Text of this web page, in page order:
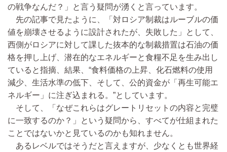
の戦争なんだ？」と言う疑問が湧くと言っています。
先の記事で見たように、「対ロシア制裁はルーブルの価
値を崩壊させるように設計されたが、失敗した」として、
西側がロシアに対して課した抜本的な制裁措置は石油の価
格を押し上げ、潜在的なエネルギーと食糧不足を生み出し
ていると指摘、結果、“食料価格の上昇、化石燃料の使用
減少、生活水準の低下、そして、公的資金が「再生可能エ
ネルギー」に注ぎ込まれる。”としています。
そして、「なぜこれらはグレートリセットの内容と完璧
に一致するのか？」という疑問から、すべてが仕組まれた
ことではないかと見ているのかも知れません。
あるレベルではそうだと言えますが、少なくとも世界経